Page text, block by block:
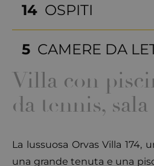
14 OSPITI
5 CAMERE DA
Villa con
da tennis,
La lussuosa Orvas Villa 174,
una grande tenuta e una